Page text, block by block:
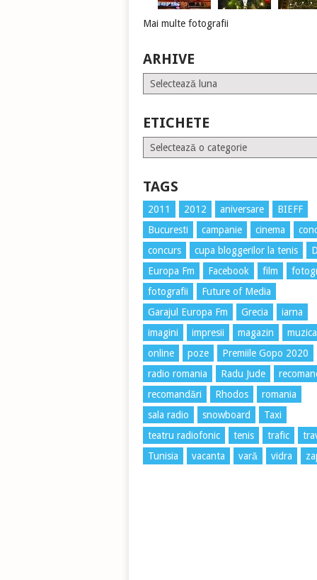
Mai multe fotografii
ARHIVE
Arhive
ETICHETE
Etichete
TAGS
2011 2012 aniversare
BIEFF
Bucuresti
campanie cinema
concurs
cupa bloggerilor la tenis
Europa Fm
Facebook film
fotografii
Future of Media
Garajul Europa Fm
Grecia
iarna
imagini
impresii magazin
muzica
online
poze
Premiile Gopo 2020
radio romania
Radu Jude
recomandări
Rhodos
romania
sala radio
snowboard
Taxi
teatru radiofonic
tenis trafic
Tunisia
vacanta vară vidra